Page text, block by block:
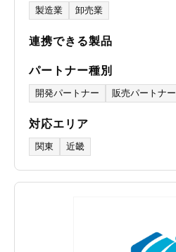
製造業 卸売業
連携できる製品
パートナー種別
開発パートナー 販売パートナー
対応エリア
関東 近畿